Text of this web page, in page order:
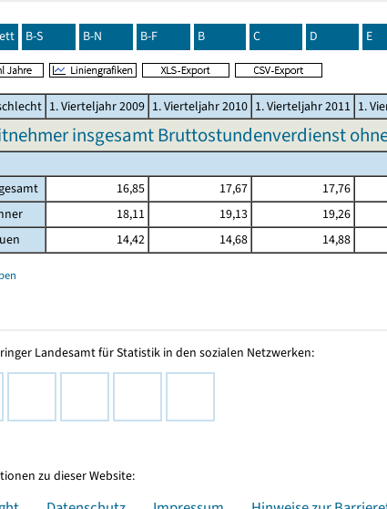
B-S B-N B-F B C D E
1. Vierteljahr 2009 1. Vierteljahr 2010 1. Vierteljahr 2011 1.
insgesamt Bruttostundenverdienst
16,85 17,67 17,76
18,11 19,13 19,26
14,42 14,68 14,88
Landesamt für Statistik in den sozialen Netzwerken:
zu dieser Website: